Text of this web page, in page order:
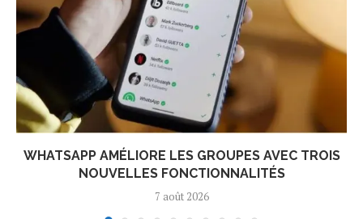
WHATSAPP AMÉLIORE LES GROUPES AVEC TROIS
NOUVELLES FONCTIONNALITÉS
7 août 2026